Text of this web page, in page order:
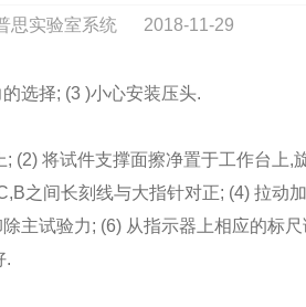
思实验室系统 2018-11-29
选择; (3 )小心安装压头.
(2) 将试件支撑面擦净置于工作台上
之间长刻线与大指针对正; (4) 拉动
主试验力; (6) 从指示器上相应的标
.